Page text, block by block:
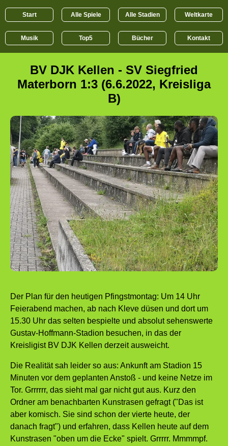
Start Alle Spiele Alle Stadien Weltkarte
Musik Top5 Bücher Kontakt
BV DJK Kellen - SV Siegfried
Materborn 1:3 (6.6.2022, Kreisliga
B)
Der Plan für den heutigen Pfingstmontag: Um 14 Uhr
Feierabend machen, ab nach Kleve düsen und dort um
15.30 Uhr das selten bespielte und absolut sehenswerte
Gustav-Hoffmann-Stadion besuchen, in das der
Kreisligist BV DJK Kellen derzeit ausweicht.
Die Realität sah leider so aus: Ankunft am Stadion 15
Minuten vor dem geplanten Anstoß - und keine Netze im
Tor. Grrrrrr, das sieht mal gar nicht gut aus. Kurz den
Ordner am benachbarten Kunstrasen gefragt ("Das ist
aber komisch. Sie sind schon der vierte heute, der
danach fragt") und erfahren, dass Kellen heute auf dem
Kunstrasen "oben um die Ecke" spielt. Grrrrr. Mmmmpf.